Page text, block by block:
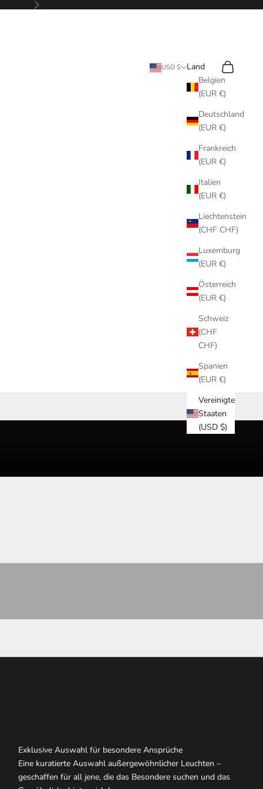
Vor
USD $
Land
Belgien
(EUR €)
Deutschland
(EUR €)
Frankreich
(EUR €)
Italien
(EUR €)
Liechtenstein
(CHF CHF)
Luxemburg
(EUR €)
Österreich
(EUR €)
Schweiz
(CHF
CHF)
Spanien
(EUR €)
Vereinigte
Staaten
(USD $)
SuchenWarenkorb
Exklusive Auswahl für besondere Ansprüche
Eine kuratierte Auswahl außergewöhnlicher Leuchten –
geschaffen für all jene, die das Besondere suchen und das